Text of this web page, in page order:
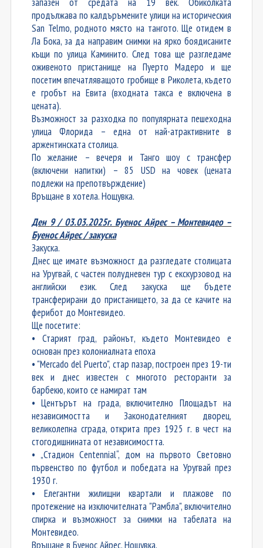
продължава по калдъръмените улици на историческия
San Telmo, родното място на тангото. Ще отидем в
Ла Бока, за да направим снимки на ярко боядисаните
къщи по улица Каминито. След това ще разгледаме
оживеното пристанище на Пуерто Мадеро и ще
посетим впечатляващото гробище в Риколета, където
е гробът на Евита (входната такса е включена в
цената).
Възможност за разходка по популярната пешеходна
улица Флорида – една от най-атрактивните в
аржентинската столица.
По желание – вечеря и Танго шоу с трансфер
(включени напитки) – 85 USD на човек (цената
подлежи на препотвърждение)
Връщане в хотела. Нощувка.
Ден 9 / 03.03.2025г. Буенос Айрес – Монтевидео –
Буенос Айрес / закуска
Закуска.
Днес ще имате възможност да разгледате столицата
на Уругвай, с частен полудневен тур с екскурзовод на
английски език.
След закуска ще бъдете
трансферирани до пристанището, за да се качите на
ферибот до Монтевидео.
Ще посетите:
• Старият град, районът, където Монтевидео е
основан през колониалната епоха
• "Mercado del Puerto", стар пазар, построен през 19-ти
век и днес известен с многото ресторанти за
барбекю, които се намират там
• Центърът на града, включително Площадът на
независимостта и Законодателният дворец,
великолепна сграда, открита през 1925 г. в чест на
стогодишнината от независимостта.
• „Стадион Centennial“, дом на първото Световно
първенство по футбол и победата на Уругвай през
1930 г.
• Елегантни жилищни квартали и плажове по
протежение на изключителната "Рамбла", включително
спирка и възможност за снимки на табелата на
Монтевидео.
Връщане в Буенос Айрес. Нощувка.